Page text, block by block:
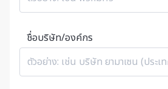
ชื่อบริษัท/องค์กร